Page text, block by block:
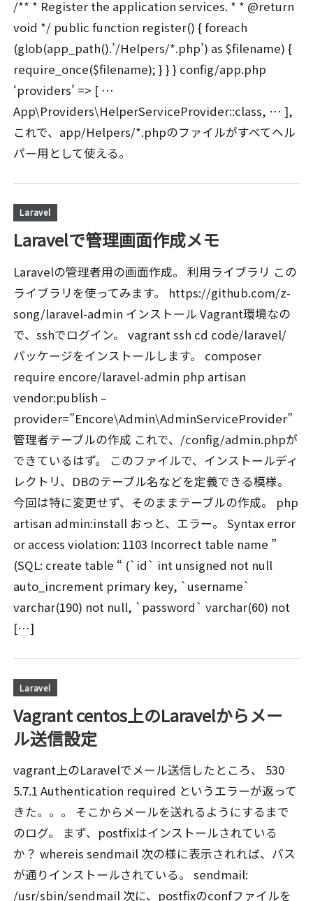
/** * Register the application services. * * @return
void */ public function register() { foreach
(glob(app_path().’/Helpers/*.php’) as $filename) {
require_once($filename); } } } config/app.php
‘providers’ => [ …
App\Providers\HelperServiceProvider::class, … ],
これで、app/Helpers/*.phpのファイルがすべてヘル
パー用として使える。
Laravel
Laravelで管理画面作成メモ
Laravelの管理者用の画面作成。 利用ライブラリ この
ライブラリを使ってみます。 https://github.com/z-
song/laravel-admin インストール Vagrant環境なの
で、sshでログイン。 vagrant ssh cd code/laravel/
パッケージをインストールします。 composer
require encore/laravel-admin php artisan
vendor:publish –
provider=”Encore\Admin\AdminServiceProvider”
管理者テーブルの作成 これで、/config/admin.phpが
できているはず。 このファイルで、インストールディ
レクトリ、DBのテーブル名などを定義できる模様。
今回は特に変更せず、そのままテーブルの作成。 php
artisan admin:install おっと、エラー。 Syntax error
or access violation: 1103 Incorrect table name ”
(SQL: create table “ (`id` int unsigned not null
auto_increment primary key, `username`
varchar(190) not null, `password` varchar(60) not
[…]
Laravel
Vagrant centos上のLaravelからメー
ル送信設定
vagrant上のLaravelでメール送信したところ、 530
5.7.1 Authentication required というエラーが返って
きた。。。 そこからメールを送れるようにするまで
のログ。 まず、postfixはインストールされている
か？ whereis sendmail 次の様に表示されれば、パス
が通りインストールされている。 sendmail:
/usr/sbin/sendmail 次に、postfixのconfファイルを